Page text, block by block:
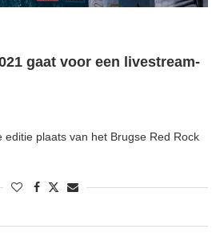
gaat voor een livestream-
editie plaats van het Brugse Red Rock